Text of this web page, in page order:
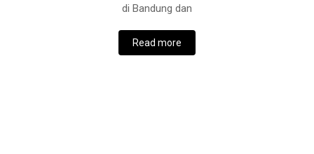
di Bandung dan
Read more